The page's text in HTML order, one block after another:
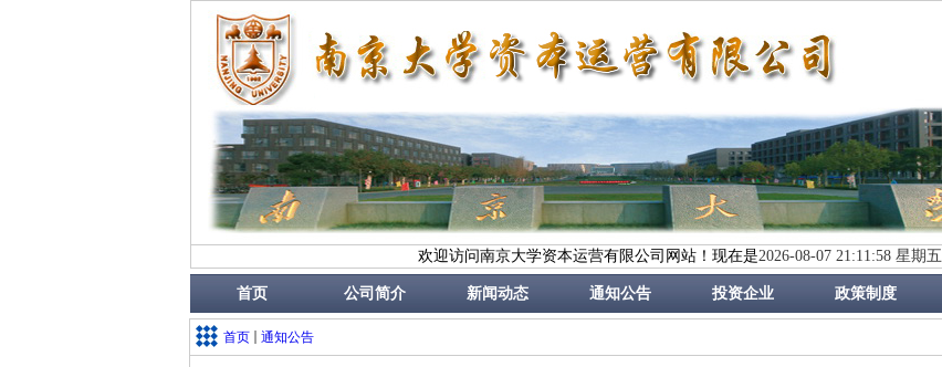
欢迎访问南京大学资本运营有限公司网站！现在是2026-08-07 21:11:59 星期五
首页 公司简介 新闻动态 通知公告 投资企业 政策制度
首页 通知公告